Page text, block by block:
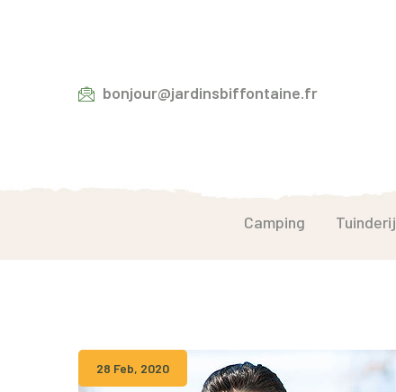
bonjour@jardinsbiffontaine.fr
Camping Tuinderij
28 Feb, 2020